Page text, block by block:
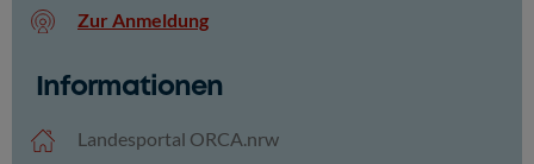
Zur Anmeldung
ICS herunterladen
Informationen
Landesportal ORCA.nrw